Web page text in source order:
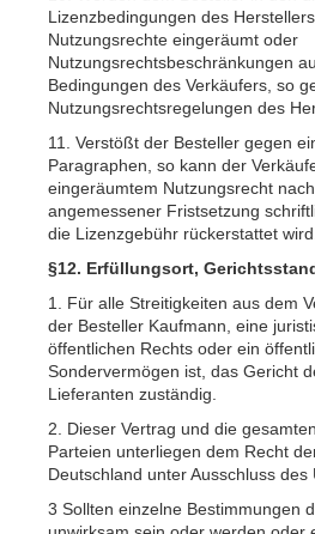
Lizenzbedingungen des
Nutzungsrechte eingeräumt oder
Nutzungsrechtsbeschränkungen
Bedingungen des Verkäufers, so
Nutzungsrechtsregelungen des
11. Verstößt der Besteller gegen
Paragraphen, so kann der
eingeräumtem Nutzungsrecht
angemessener Fristsetzung
die Lizenzgebühr rückerstattet wird.
§12. Erfüllungsort,
1. Für alle Streitigkeiten aus dem
der Besteller Kaufmann, eine
öffentlichen Rechts oder ein
Sondervermögen ist, das Gericht
Lieferanten zuständig.
2. Dieser Vertrag und die
Parteien unterliegen dem Recht
Deutschland unter Ausschluss des
3 Sollten einzelne Bestimmungen